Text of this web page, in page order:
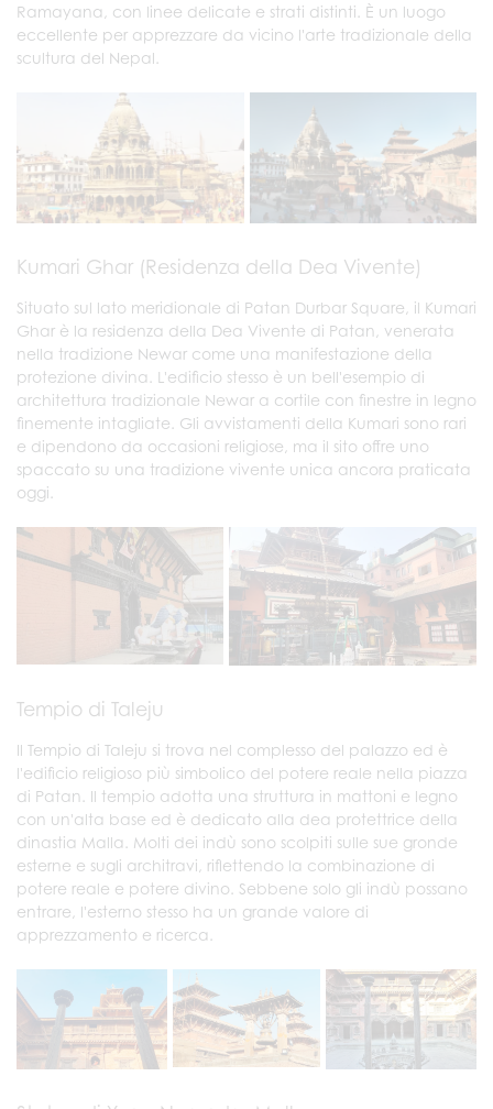
Ramayana, con linee delicate e strati distinti. È un luogo
eccellente per apprezzare da vicino l'arte tradizionale della
scultura del Nepal.
Kumari Ghar (Residenza della Dea Vivente)
Situato sul lato meridionale di Patan Durbar Square, il Kumari
Ghar è la residenza della Dea Vivente di Patan, venerata
nella tradizione Newar come una manifestazione della
protezione divina. L'edificio stesso è un bell'esempio di
architettura tradizionale Newar a cortile con finestre in legno
finemente intagliate. Gli avvistamenti della Kumari sono rari
e dipendono da occasioni religiose, ma il sito offre uno
spaccato su una tradizione vivente unica ancora praticata
oggi.
Tempio di Taleju
Il Tempio di Taleju si trova nel complesso del palazzo ed è
l'edificio religioso più simbolico del potere reale nella piazza
di Patan. Il tempio adotta una struttura in mattoni e legno
con un'alta base ed è dedicato alla dea protettrice della
dinastia Malla. Molti dei indù sono scolpiti sulle sue gronde
esterne e sugli architravi, riflettendo la combinazione di
potere reale e potere divino. Sebbene solo gli indù possano
entrare, l'esterno stesso ha un grande valore di
apprezzamento e ricerca.